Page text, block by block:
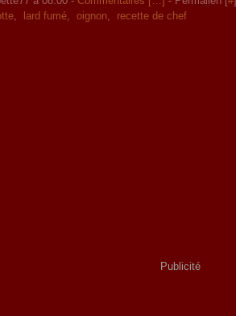
, lard fumé,oignon, recette de chef
Publicité